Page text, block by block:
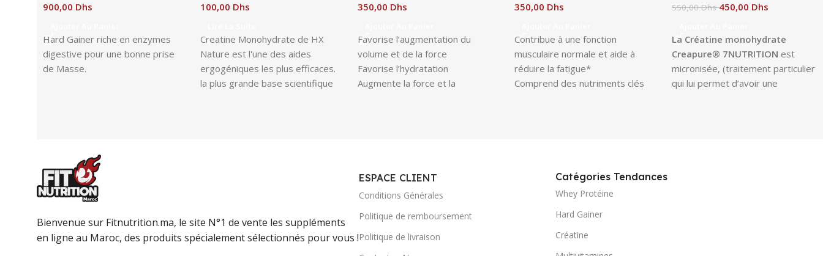
Dhs
Hard Gainer riche en enzymes
digestive pour une bonne prise
de Masse.
Dhs
Creatine Monohydrate de HX
Nature est l'une des aides
ergogéniques les plus efficaces.
la plus grande base scientifique
Dhs
Favorise l’augmentation du
volume et de la force
Favorise l’hydratation
Augmente la force et la
Dhs
Contribue à une fonction
musculaire normale et aide à
réduire la fatigue*
Comprend des nutriments clés
essentiels pour répondre aux
besoins quotidiens en nutriments
des hommes actifs
Prends trois comprimés par jour
avec des aliments
550,00Dhs450,00 Dhs
La Créatine monohydrate
Creapure® 7NUTRITION est
micronisée, (traitement particulier
qui lui permet d’avoir une
Bienvenue sur Fitnutrition.ma, le site N°1 de vente les suppléments
en ligne au Maroc, des produits spécialement sélectionnés pour vous !
ESPACE CLIENT
Conditions Générales
Politique de remboursement
Politique de livraison
Catégories Tendances
Whey Protéine
Hard Gainer
Créatine